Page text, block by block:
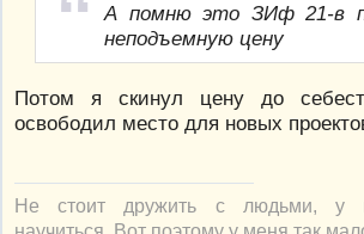
А помню это ЗИф 21-в
неподъемную цену
Потом я скинул цену до
освободил место для новых
Не стоит дружить с людьми, у